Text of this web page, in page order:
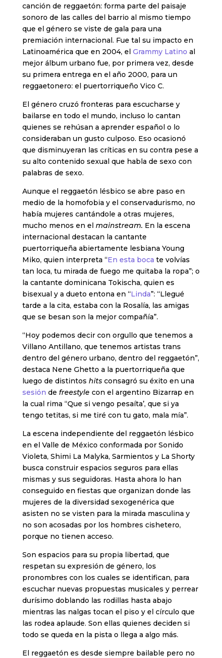
canción de reggaetón: forma parte del paisaje
sonoro de las calles del barrio al mismo tiempo
que el género se viste de gala para una
premiación internacional. Fue tal su impacto en
Latinoamérica que en 2004, el Grammy Latino al
mejor álbum urbano fue, por primera vez, desde
su primera entrega en el año 2000, para un
reggaetonero: el puertorriqueño Vico C.
El género cruzó fronteras para escucharse y
bailarse en todo el mundo, incluso lo cantan
quienes se rehúsan a aprender español o lo
consideraban un gusto culposo. Eso ocasionó
que disminuyeran las críticas en su contra pese a
su alto contenido sexual que habla de sexo con
palabras de sexo.
Aunque el reggaetón lésbico se abre paso en
medio de la homofobia y el conservadurismo, no
había mujeres cantándole a otras mujeres,
mucho menos en el mainstream. En la escena
internacional destacan la cantante
puertorriqueña abiertamente lesbiana Young
Miko, quien interpreta “En esta boca te volvías
tan loca, tu mirada de fuego me quitaba la ropa”; o
la cantante dominicana Tokischa, quien es
bisexual y a dueto entona en “Linda”: “Llegué
tarde a la cita, estaba con la Rosalía, las amigas
que se besan son la mejor compañía”.
“Hoy podemos decir con orgullo que tenemos a
Villano Antillano, que tenemos artistas trans
dentro del género urbano, dentro del reggaetón”,
destaca Nene Ghetto a la puertorriqueña que
luego de distintos hitsconsagró su éxito en una
sesión de freestyle con el argentino Bizarrap en
la cual rima “Que si vengo pesaíta’, que si ya
tengo tetitas, si me tiré con tu gato, mala mía”.
La escena independiente del reggaetón lésbico
en el Valle de México conformada por Sonido
Violeta, Shimi La Malyka, Sarmientos y La Shorty
busca construir espacios seguros para ellas
mismas y sus seguidoras. Hasta ahora lo han
conseguido en fiestas que organizan donde las
mujeres de la diversidad sexogenérica que
asisten no se visten para la mirada masculina y
no son acosadas por los hombres cishetero,
porque no tienen acceso.
Son espacios para su propia libertad, que
respetan su expresión de género, los
pronombres con los cuales se identifican, para
escuchar nuevas propuestas musicales y perrear
durísimo doblando las rodillas hasta abajo
mientras las nalgas tocan el piso y el círculo que
las rodea aplaude. Son ellas quienes deciden si
todo se queda en la pista o llega a algo más.
El reggaetón es desde siempre bailable pero no